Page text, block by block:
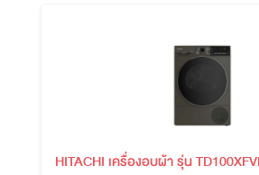
HITACHI เครื่องอบผ้า รุ่น